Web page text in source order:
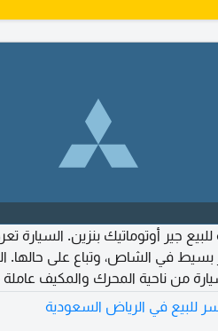
جير أوتوماتيك بنزين.
بسيط في الشاص، وتباع على حالها.
من ناحية المحرك والمكيف عاملة
منذ سنتين والفحص منتهي. المعاينة
البيع اسقاط
للبيع في الرياض السعودية